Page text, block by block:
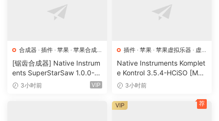
合成器 · 插件 · 苹果 · 苹果合成
器
[锯齿合成器] Native Instrum
ents SuperStarSaw 1.0.0-H
CiSO [MacOSX]（182.43M
3小时前 VIP
插件 · 苹果 · 苹果虚拟乐器 · 虚
拟乐器
Native Instruments Komplet
e Kontrol 3.5.4-HCiSO [Mac
OSX]（ 823.17MB）
3小时前
VIP 荐